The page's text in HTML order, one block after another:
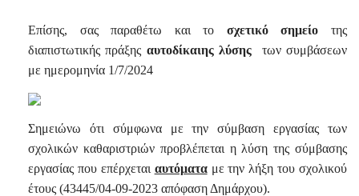
Επίσης, σας παραθέτω και το σχετικό σημείο της
διαπιστωτικής πράξης αυτοδίκαιης λύσης
των συμβάσεων
με ημερομηνία 1/7/2024
Σημειώνω ότι σύμφωνα με την σύμβαση εργασίας των
σχολικών καθαριστριών προβλέπεται η λύση της σύμβασης
εργασίας που επέρχεται αυτόματαμε την λήξη του σχολικού
έτους (43445/04-09-2023 απόφαση Δημάρχου).